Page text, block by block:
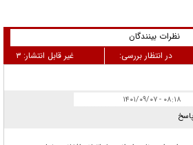
نظرات بینندگان
غیر قابل انتشار: ۳ در انتظار بررسی:
۰۸:۱۸ - ۱۴۰۱/۰۹/۰۷
پاسخ